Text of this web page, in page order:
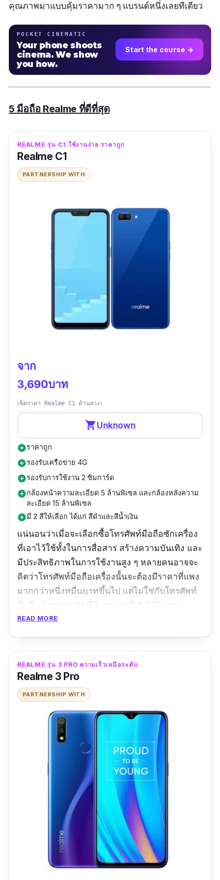
คุณภาพมาแบบคุ้มราคามาก ๆ แบรนด์หนึ่งเลยทีเดียว
POCKET CINEMATIC
Your phone shoots
cinema. We show
you how.
Start the course →
5 มือถือ Realme ที่ดีที่สุด
REALME รุ่น C1 ใช้งานง่าย ราคาถูก
Realme C1
PARTNERSHIP WITH
จาก
3,690บาท
เช็คราคา Realme C1 ด้านล่าง:
shopping_cartUnknown
add_circleราคาถูก
add_circleรองรับเครือข่าย 4G
add_circleรองรับการใช้งาน 2 ซิมการ์ด
add_circleกล้องหน้าความละเอียด 5 ล้านพิเซล และกล้องหลังความ
ละเอียด 15 ล้านพิเซล
add_circleมี 2 สีให้เลือก ได้แก่ สีดำและสีน้ำเงิน
แน่นอนว่าเมื่อจะเลือกซื้อโทรศัพท์มือถือซักเครื่อง
ที่เอาไว้ใช้ทั้งในการสื่อสาร สร้างความบันเทิง และ
มีประสิทธิภาพในการใช้งานสูง ๆ หลายคนอาจจะ
คิดว่าโทรศัพท์มือถือเครื่องนั้นจะต้องมีราคาที่แพง
มากกว่าหนึ่งหมื่นบาทขึ้นไป แต่ไม่ใช่กับโทรศัพท์
มือถือ Realme C1 ที่มีราคาอยู่ที่ 3,690 บาท
เท่านั้น โดยนอกจากหน้าจอทัชสกรีนขนาด 6.2 นิ้ว
ฟังก์ชันการถ่ายภาพโหมดต่าง ๆ อีกมากมาย ไม่ว่า
จะเป็น โหมดบุคคลแบบหน้าชัดหลังเบลอ โหมด
ปรับหน้าสวยอัตโนมัติ โหมดถ่ายภาพพาโรนามา
โดยมีความละเอียดสูงถึง 15 ล้านพิกเซลเลยทีเดียว
โดยในส่วนของกล้องหน้าก็มีความละเอียดถึง 5
ล้านพิเซล เรียกได้ว่าใช้ถ่ายรูปก็สวย หรือจะใช้ถ่าย
วิดีโอก็ได้ถึงระดับ HD กันเลย
ในส่วนของแบตเตอรี่ยังสามารถรับชมวิดีโอได้ต่อ
เนื่องนาน 15 ชั่วโมง และฟังเพลงต่อเนื่องได้นาน
สูงสุด 18 ชั่วโมงอีกด้วย นอกจากนี้ยังมีฟังก์ชันพื้น
ฐานอื่น ๆ ที่มากับตัวเครื่อง ทั้งปฏิทิน,เครื่องคิด
เลข, นาฬิกาปลุก และจดบันทึก รวมถึงรองรับซิ
มการ์ดได้ถึง 2 ซิมและรองรับระบบเครือข่ายถึง 4G
READ MORE
REALME รุ่น 3 PRO ความเร็วเหนือระดับ
Realme 3 Pro
PARTNERSHIP WITH